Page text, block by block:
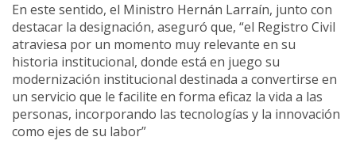
En este sentido, el Ministro Hernán Larraín, junto con
destacar la designación, aseguró que, “el Registro Civil
atraviesa por un momento muy relevante en su
historia institucional, donde está en juego su
modernización institucional destinada a convertirse en
un servicio que le facilite en forma eficaz la vida a las
personas, incorporando las tecnologías y la innovación
como ejes de su labor”